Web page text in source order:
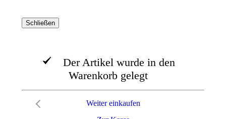
Schließen
Der Artikel wurde in den
Warenkorb gelegt
Weiter einkaufen